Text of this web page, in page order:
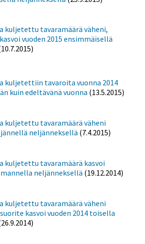
kuljetettu tavaramäärä väheni,
vuoden 2015 ensimmäisellä
kuljetettiin tavaroita vuonna 2014
kuin edeltävänä vuonna (13.5.2015)
kuljetettu tavaramäärä väheni
neljänneksellä (7.4.2015)
kuljetettu tavaramäärä kasvoi
neljänneksellä (19.12.2014)
kuljetettu tavaramäärä väheni
kasvoi vuoden 2014 toisella